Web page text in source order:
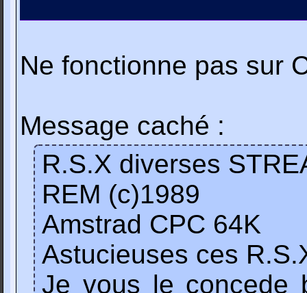
Ne fonctionne pas sur
Message caché :
R.S.X diverses
REM (c)1989
Amstrad CPC 64K
Astucieuses ces
Je vous le concede